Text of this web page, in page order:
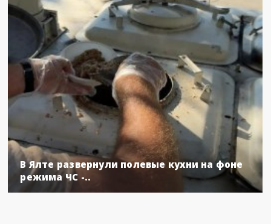
В Ялте развернули полевые кухни на фоне
режима ЧС -..